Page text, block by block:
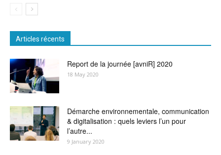
Articles récents
Report de la journée [avniR] 2020
18 May 2020
Démarche environnementale, communication
& digitalisation : quels leviers l’un pour
l’autre...
9 January 2020